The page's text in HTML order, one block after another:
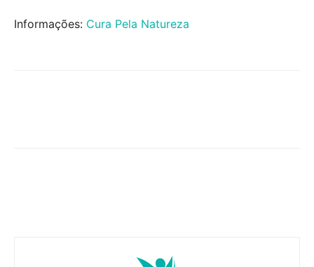
Informações: Cura Pela Natureza